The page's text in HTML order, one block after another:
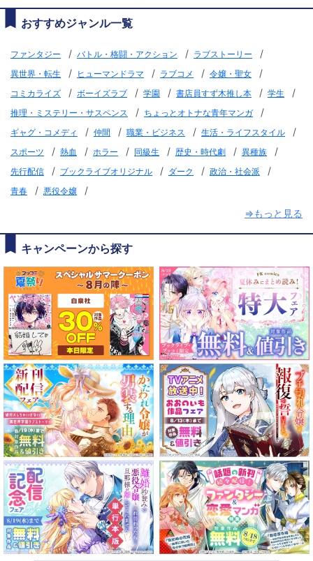
おすすめジャンル一覧
ファンタジー / バトル・格闘・アクション / ラブストーリー /
異世界・転生 / ヒューマンドラマ / ラブコメ / 令嬢・聖女 /
コミカライズ / ボーイズラブ / 学園 / 書店員すず木推し本 / 学生 /
推理・ミステリー・サスペンス / ちょっとオトナな青年マンガ /
ギャグ・コメディ / 仲間 / 職業・ビジネス / 生活・ライフスタイル /
スポーツ / 熱血 / ホラー / 同級生 / 歴史・時代劇 / 異種族 /
先行配信 / ブックライブオリジナル / ダーク / 政治・社会派 /
青春 / 悪役令嬢
/
⇒もっと見る
キャンペーンから探す